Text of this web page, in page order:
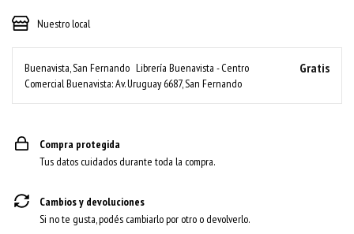
Nuestro local
Buenavista, San Fernando Librería Buenavista - Centro
Comercial Buenavista: Av. Uruguay 6687, San Fernando
Gratis
Compra protegida
Tus datos cuidados durante toda la compra.
Cambios y devoluciones
Si no te gusta, podés cambiarlo por otro o devolverlo.